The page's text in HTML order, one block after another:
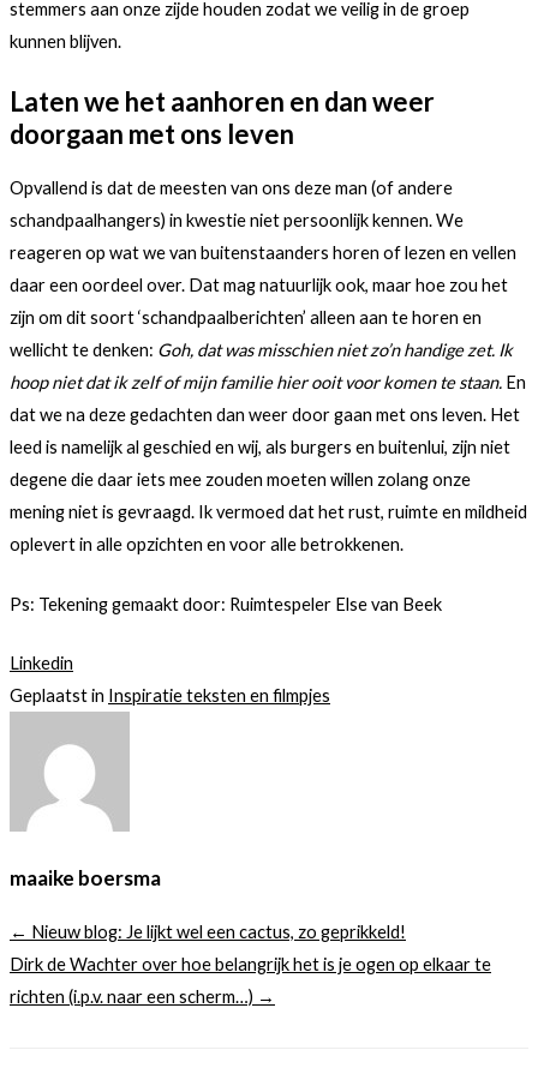
stemmers aan onze zijde houden zodat we veilig in de groep
kunnen blijven.
Laten we het aanhoren en dan weer
doorgaan met ons leven
Opvallend is dat de meesten van ons deze man (of andere
schandpaalhangers) in kwestie niet persoonlijk kennen. We
reageren op wat we van buitenstaanders horen of lezen en vellen
daar een oordeel over. Dat mag natuurlijk ook, maar hoe zou het
zijn om dit soort ‘schandpaalberichten’ alleen aan te horen en
wellicht te denken: Goh, dat was misschien niet zo’n handige zet. Ik
hoop niet dat ik zelf of mijn familie hier ooit voor komen te staan. En
dat we na deze gedachten dan weer door gaan met ons leven. Het
leed is namelijk al geschied en wij, als burgers en buitenlui, zijn niet
degene die daar iets mee zouden moeten willen zolang onze
mening niet is gevraagd. Ik vermoed dat het rust, ruimte en mildheid
oplevert in alle opzichten en voor alle betrokkenen.
Ps: Tekening gemaakt door: Ruimtespeler Else van Beek
Linkedin
Geplaatst in Inspiratie teksten en filmpjes
maaike boersma
← Nieuw blog: Je lijkt wel een cactus, zo geprikkeld!
Dirk de Wachter over hoe belangrijk het is je ogen op elkaar te
richten (i.p.v. naar een scherm…) →